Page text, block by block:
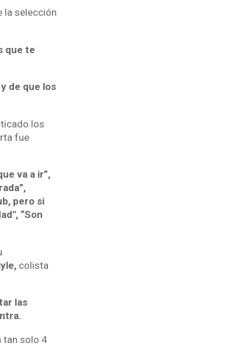
la selección
que te
de que los
los
fue
va a ir”,
pero si
“Son
colista
las
tan solo 4